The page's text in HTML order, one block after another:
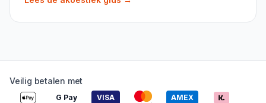
Veilig betalen met
G Pay VISA AMEX